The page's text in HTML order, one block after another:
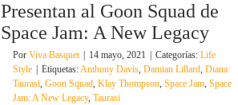
Presentan al Goon Squad de
Space Jam: A New Legacy
Por Viva Basquet 14 mayo, 2021 Categorías: Life
Style
Etiquetas:Anthony Davis, Damian Lillard, Diana
Taurasi, Goon Squad, Klay Thompson, Space Jam, Space
Jam: A New Legacy, Taurasi